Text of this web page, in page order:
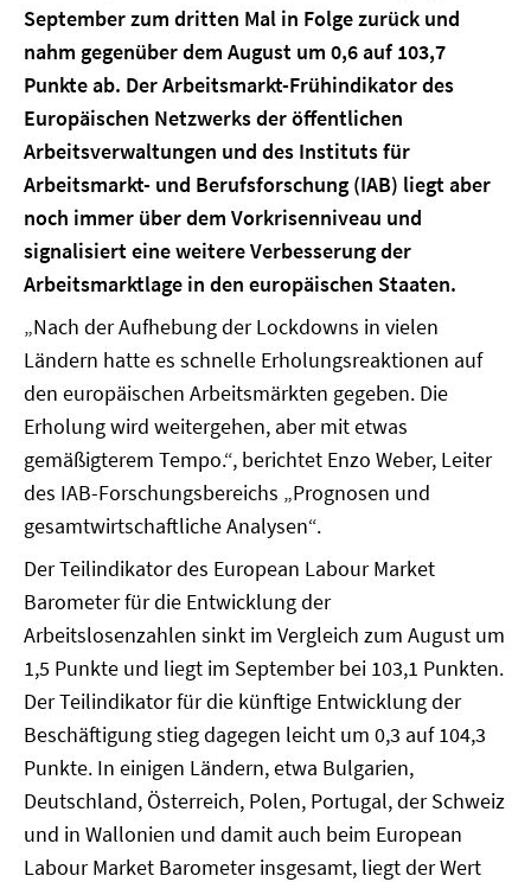
September zum dritten Mal in Folge zurück und
nahm gegenüber dem August um 0,6 auf 103,7
Punkte ab. Der Arbeitsmarkt-Frühindikator des
Europäischen Netzwerks der öffentlichen
Arbeitsverwaltungen und des Instituts für
Arbeitsmarkt- und Berufsforschung (IAB) liegt aber
noch immer über dem Vorkrisenniveau und
signalisiert eine weitere Verbesserung der
Arbeitsmarktlage in den europäischen Staaten.
„Nach der Aufhebung der Lockdowns in vielen
Ländern hatte es schnelle Erholungsreaktionen auf
den europäischen Arbeitsmärkten gegeben. Die
Erholung wird weitergehen, aber mit etwas
gemäßigterem Tempo.“, berichtet Enzo Weber, Leiter
des IAB-Forschungsbereichs „Prognosen und
gesamtwirtschaftliche Analysen“.
Der Teilindikator des European Labour Market
Barometer für die Entwicklung der
Arbeitslosenzahlen sinkt im Vergleich zum August um
1,5 Punkte und liegt im September bei 103,1 Punkten.
Der Teilindikator für die künftige Entwicklung der
Beschäftigung stieg dagegen leicht um 0,3 auf 104,3
Punkte. In einigen Ländern, etwa Bulgarien,
Deutschland, Österreich, Polen, Portugal, der Schweiz
und in Wallonien und damit auch beim European
Labour Market Barometer insgesamt, liegt der Wert